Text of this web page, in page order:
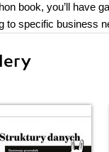
book, you’ll have
to specific business